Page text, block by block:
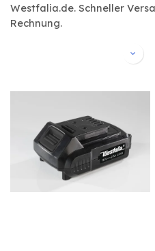
Westfalia.de. Schneller
Rechnung.